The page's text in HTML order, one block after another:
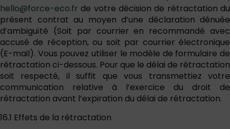
hello@force-eco.fr de votre décision de rétractation du
présent contrat au moyen d’une déclaration dénuée
d’ambiguïté (Soit par courrier en recommandé avec
accusé de réception, ou soit par courrier électronique
(E-mail). Vous pouvez utiliser le modèle de formulaire de
rétractation ci-dessous. Pour que le délai de rétractation
soit respecté, il suffit que vous transmettiez votre
communication relative à l’exercice du droit de
rétractation avant l’expiration du délai de rétractation.
16.1 Effets de la rétractation